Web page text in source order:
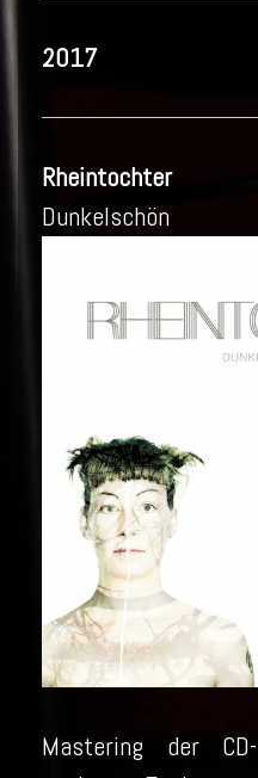
2017
Rheintochter
Dunkelschön
Mastering der